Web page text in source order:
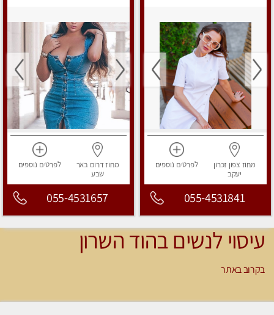
מחוז צפון זכרון
יעקב
לפרטים נוספים
055-4531841
מחוז דרום באר
שבע
לפרטים נוספים
055-4531657
עיסוי לנשים בהוד השרון
בקרוב באתר